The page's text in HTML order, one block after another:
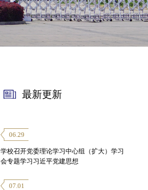
最新更新
06.29
学校召开党委理论学习中心组（扩大）学习
会专题学习习近平党建思想
07.01